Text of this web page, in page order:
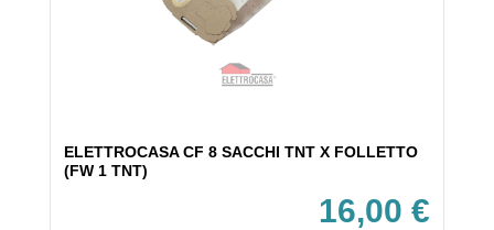
ELETTROCASA CF 8 SACCHI TNT X FOLLETTO
(FW 1 TNT)
16,00 €